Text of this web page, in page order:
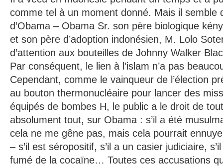
comme tel à un moment donné. Mais il semble
d’Obama – Obama Sr. son père biologique
et son père d’adoption indonésien, M. Lolo
d’attention aux bouteilles de Johnny Walker
Par conséquent, le lien à l’islam n’a pas
Cependant, comme le vainqueur de l’élection
au bouton thermonucléaire pour lancer des
équipés de bombes H, le public a le droit de
absolument tout, sur Obama : s’il a été
cela ne me gêne pas, mais cela pourrait
– s’il est séropositif, s’il a un casier judiciaire,
fumé de la cocaïne… Toutes ces accusations